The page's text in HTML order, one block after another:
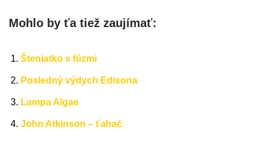
Mohlo by ťa tiež zaujímať:
Šteniatko s fúzmi
Posledný výdych Edisona
Lampa Algae
John Atkinson – ťahač